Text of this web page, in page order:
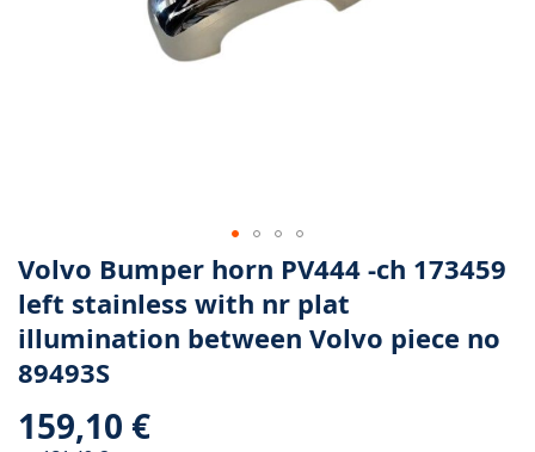
Skip
to
the
beginning
the
gallery
Volvo Bumper horn PV444 -ch 173459
left stainless with nr plat
illumination between Volvo piece no
89493S
159,10 €